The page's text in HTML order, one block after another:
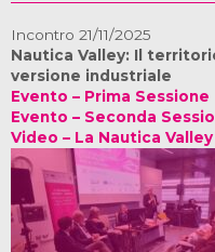
Incontro 21/11/2025
Nautica Valley: Il
versione industriale
Evento – Prima Sessione
Evento – Seconda
Video – La Nautica